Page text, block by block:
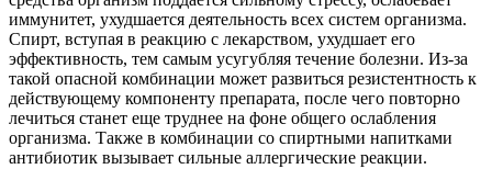
иммунитет, ухудшается деятельность всех систем организма.
Спирт, вступая в реакцию с лекарством, ухудшает его
эффективность, тем самым усугубляя течение болезни. Из-за
такой опасной комбинации может развиться резистентность к
действующему компоненту препарата, после чего повторно
лечиться станет еще труднее на фоне общего ослабления
организма. Также в комбинации со спиртными напитками
антибиотик вызывает сильные аллергические реакции.